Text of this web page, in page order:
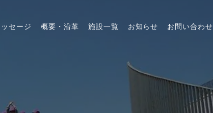
セージ 概要・沿革 施設一覧 お知らせ お問い合わせ